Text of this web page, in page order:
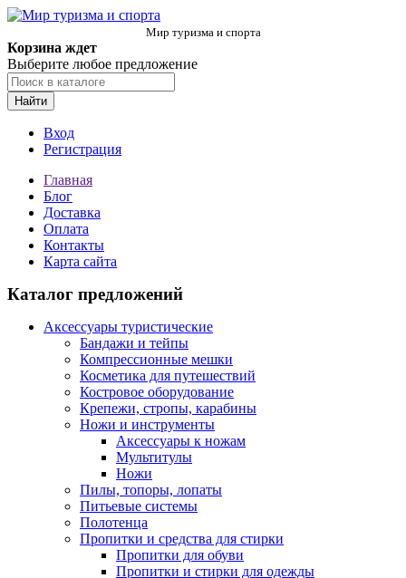
Мир туризма и спорта
Корзина ждет
Выберите любое предложение
Найти
Вход
Регистрация
Главная
Блог
Доставка
Оплата
Контакты
Карта сайта
Каталог предложений
Аксессуары туристические
Бандажи и тейпы
Компрессионные мешки
Косметика для путешествий
Костровое оборудование
Крепежи, стропы, карабины
Ножи и инструменты
Аксессуары к ножам
Мультитулы
Ножи
Пилы, топоры, лопаты
Питьевые системы
Полотенца
Пропитки и средства для стирки
Пропитки для обуви
Пропитки и стирки для одежды